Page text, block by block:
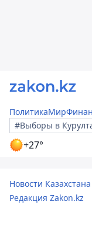
ПолитикаМир
#Выборы в
+27°
Новости
Редакция Zakon.kz